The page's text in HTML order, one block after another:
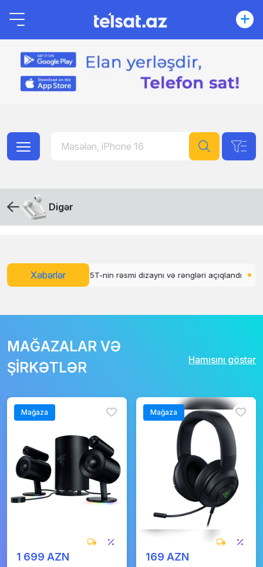
Digər
Xəbərlər
nin rəsmi dizaynı və rəngləri açıqlandı WhatsApp üçün abunə
MAĞAZALAR VƏ
ŞİRKƏTLƏR
Hamısını göstər
Mağaza
1 699 AZN
Mağaza
169 AZN